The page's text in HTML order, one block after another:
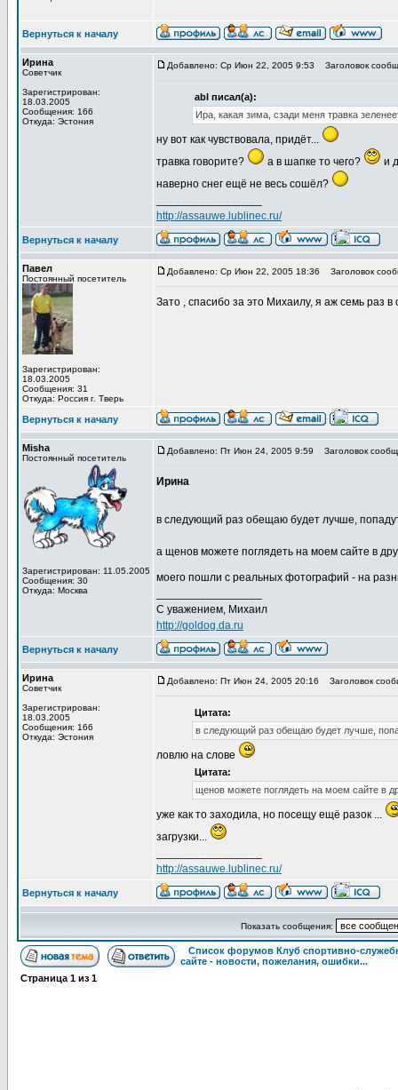
Вернуться к началу
Ирина
Советчик
Зарегистрирован:
18.03.2005
Сообщения: 166
Откуда: Эстония
Добавлено: Ср Июн 22, 2005 9:53 Заголовок
abl писал(а):
Ира, какая зима, сзади меня травка
ну вот как чувствовала, придёт...
травка говорите?
а в шапке то чего?
и
наверно снег ещё не весь сошёл?
http://assauwe.lublinec.ru/
Вернуться к началу
Павел
Постоянный посетитель
Зарегистрирован:
18.03.2005
Сообщения: 31
Откуда: Россия г. Тверь
Добавлено: Ср Июн 22, 2005 18:36 Заголовок
Зато , спасибо за это Михаилу, я аж семь раз
Вернуться к началу
Misha
Постоянный посетитель
Зарегистрирован: 11.05.2005
Сообщения: 30
Откуда: Москва
Добавлено: Пт Июн 24, 2005 9:59 Заголовок
Ирина
в следующий раз обещаю будет лучше,
а щенов можете поглядеть на моем сайте в
моего пошли с реальных фотографий - на
С уважением, Михаил
http://goldog.da.ru
Вернуться к началу
Ирина
Советчик
Зарегистрирован:
18.03.2005
Сообщения: 166
Откуда: Эстония
Добавлено: Пт Июн 24, 2005 20:16 Заголовок
Цитата:
в следующий раз обещаю будет лучше,
ловлю на слове
Цитата:
щенов можете поглядеть на моем сайте в
уже как то заходила, но посещу ещё разок ...
загрузки...
http://assauwe.lublinec.ru/
Вернуться к началу
Показать сообщения:
Список форумов Клуб спортивно-
сайте - новости, пожелания, ошибки...
Страница 1 из 1